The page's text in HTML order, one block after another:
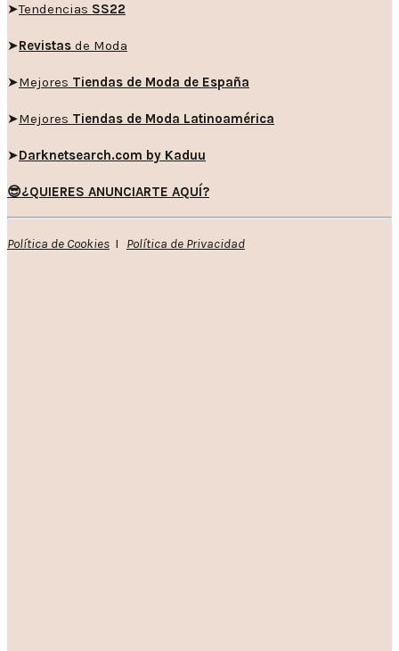
➤Tendencias SS22
➤Revistas de Moda
➤Mejores Tiendas de Moda de España
➤Mejores Tiendas de Moda Latinoamérica
➤Darknetsearch.com by Kaduu
😎¿QUIERES ANUNCIARTE AQUÍ?
Política de Cookies I Política de Privacidad